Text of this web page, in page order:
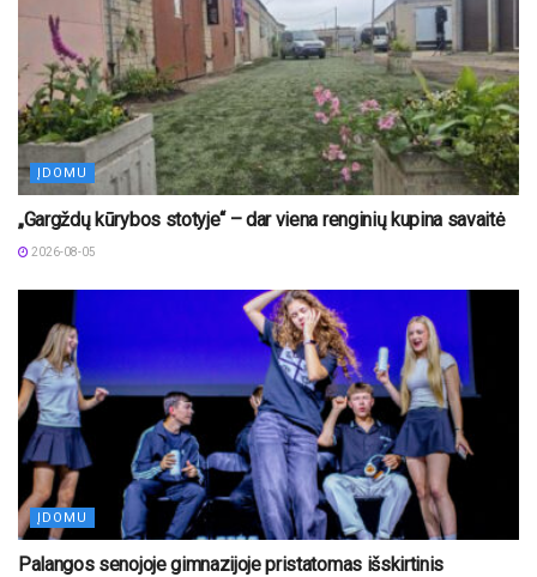
ĮDOMU
„Gargždų kūrybos stotyje“ – dar viena renginių kupina savaitė
2026-08-05
ĮDOMU
Palangos senojoje gimnazijoje pristatomas išskirtinis